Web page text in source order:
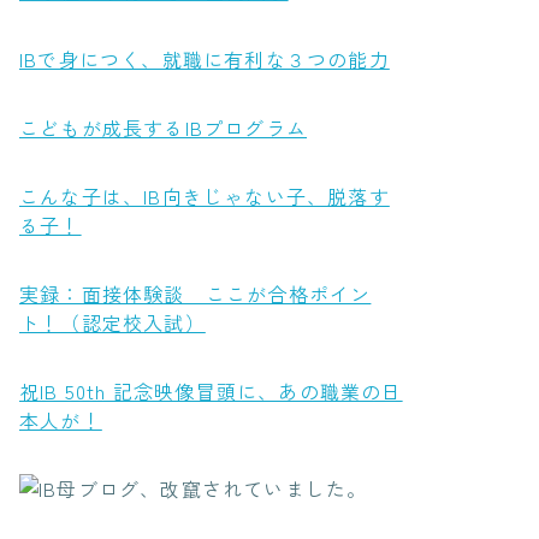
IBで身につく、就職に有利な３つの能力
こどもが成長するIBプログラム
こんな子は、IB向きじゃない子、脱落す
る子！
実録：面接体験談 ここが合格ポイン
ト！（認定校入試）
祝IB 50th 記念映像冒頭に、あの職業の日
本人が！